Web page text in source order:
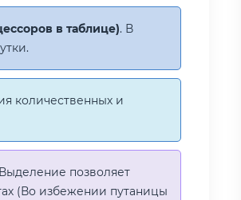
в таблице). В
количественных и
позволяет
(Во избежении путаницы